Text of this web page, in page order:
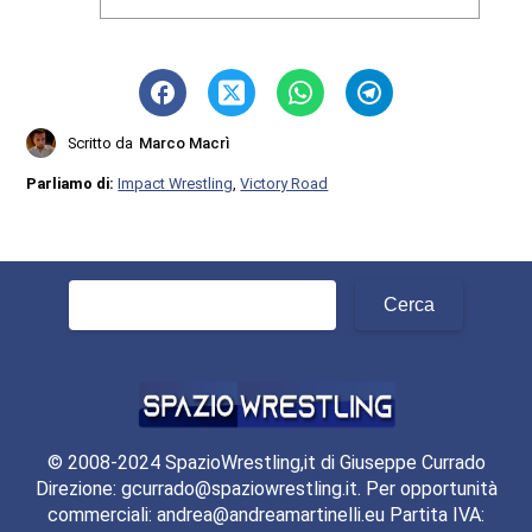
Scritto da Marco Macrì
Parliamo di:Impact Wrestling ,Victory Road
© 2008-2024 SpazioWrestling,it di Giuseppe Currado
Direzione: gcurrado@spaziowrestling.it. Per opportunità
commerciali: andrea@andreamartinelli.eu Partita IVA: